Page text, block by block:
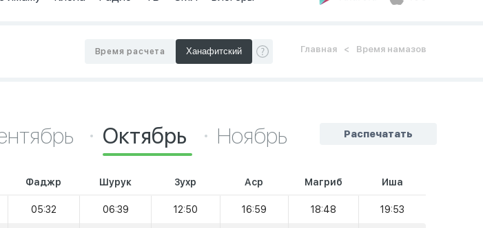
Главная Время намазов
Время расчета
Распечатать
Октябрь Ноябрь
Фаджр Шурук Зухр Аср Магриб Иша
05:32 06:39 12:50 16:59 18:48 19:53